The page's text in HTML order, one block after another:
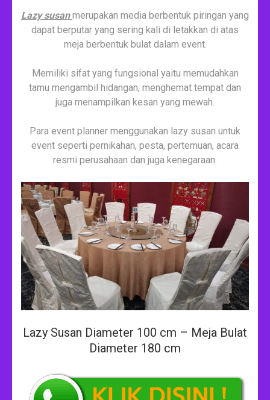
Lazy susanmerupakan media berbentuk piringan yang
dapat berputar yang sering kali di letakkan di atas
meja berbentuk bulat dalam event.
Memiliki sifat yang fungsional yaitu memudahkan
tamu mengambil hidangan, menghemat tempat dan
juga menampilkan kesan yang mewah.
Para event planner menggunakan lazy susan untuk
event seperti pernikahan, pesta, pertemuan, acara
resmi perusahaan dan juga kenegaraan.
Lazy Susan Diameter 100 cm – Meja Bulat
Diameter 180 cm